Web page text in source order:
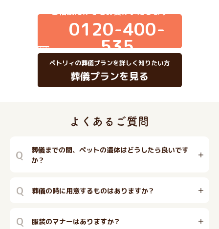
ご相談だけでもお受けいたします
0120-400-
535
ペトリィの葬儀プランを詳しく知りたい方
葬儀プランを見る
Q
葬儀までの間、ペットの遺体はどうしたら良いです
か？
Q 葬儀の時に用意するものはありますか？
Q 服装のマナーはありますか？